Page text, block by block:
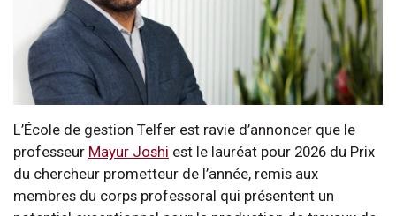
L’École de gestion Telfer est ravie d’annoncer que le
professeur Mayur Joshi est le lauréat pour 2026 du Prix
du chercheur prometteur de l’année, remis aux
membres du corps professoral qui présentent un